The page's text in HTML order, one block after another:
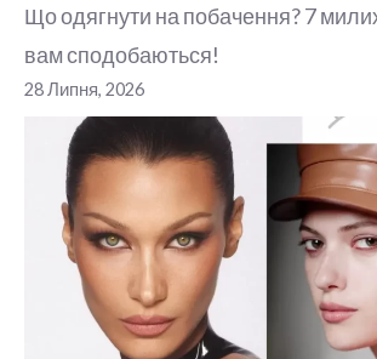
Що одягнути на побачення? 7 милих
вам сподобаються!
28 Липня, 2026